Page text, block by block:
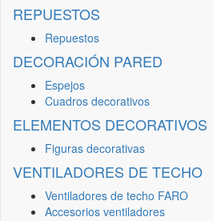
REPUESTOS
Repuestos
DECORACIÓN PARED
Espejos
Cuadros decorativos
ELEMENTOS DECORATIVOS
Figuras decorativas
VENTILADORES DE TECHO
Ventiladores de techo FARO
Accesorios ventiladores